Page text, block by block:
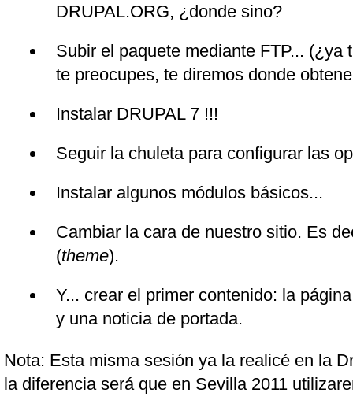
DRUPAL.ORG, ¿donde sino?
Subir el paquete mediante FTP... (¿ya
te preocupes, te diremos donde
Instalar DRUPAL 7 !!!
Seguir la chuleta para configurar las
Instalar algunos módulos básicos...
Cambiar la cara de nuestro sitio. Es
(theme).
Y... crear el primer contenido: la
y una noticia de portada.
Nota: Esta misma sesión ya la realicé en la
la diferencia será que en Sevilla 2011